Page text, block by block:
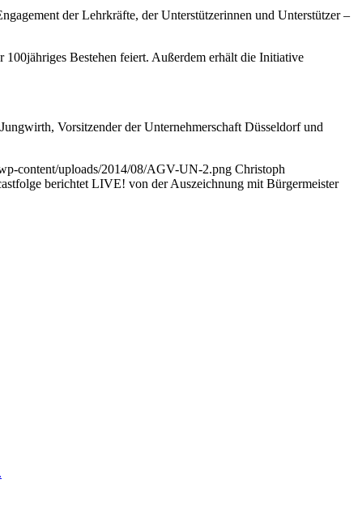
der Lehrkräfte, der Unterstützerinnen und Unterstützer –
Bestehen feiert. Außerdem erhält die Initiative
Vorsitzender der Unternehmerschaft Düsseldorf und
content/uploads/2014/08/AGV-UN-2.png Christoph
berichtet LIVE! von der Auszeichnung mit Bürgermeister